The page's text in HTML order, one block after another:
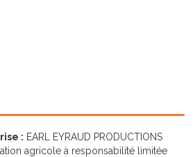
: EARL EYRAUD PRODUCTIONS
agricole à responsabilité limitée